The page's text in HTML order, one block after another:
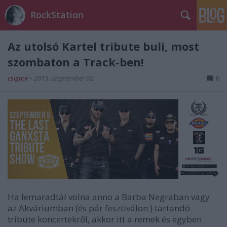
RockStation
Az utolsó Kartel tribute buli, most
szombaton a Track-ben!
csigaur • 2015. szeptember 02. 0
Ha lemaradtál volna anno a Barba Negraban vagy
az Akváriumban (és pár fesztiválon ) tartandó
tribute koncertekről, akkor itt a remek és egyben